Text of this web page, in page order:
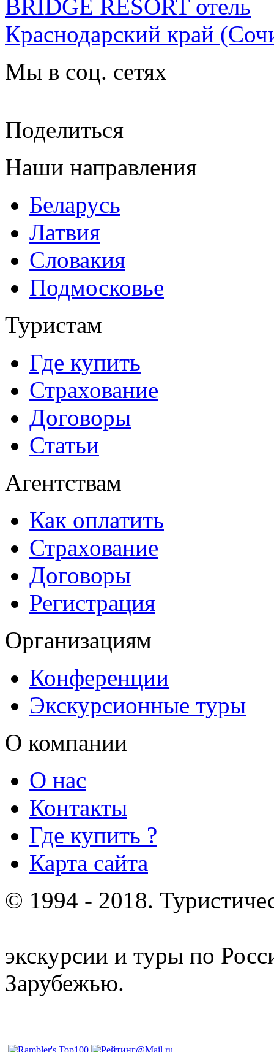
BRIDGE RESORT отель
Краснодарский край
Мы в соц. сетях
Поделиться
Наши направления
Беларусь
Латвия
Словакия
Подмосковье
Туристам
Где купить
Страхование
Договоры
Статьи
Агентствам
Как оплатить
Страхование
Договоры
Регистрация
Организациям
Конференции
Экскурсионные туры
О компании
О нас
Контакты
Где купить ?
Карта сайта
© 1994 - 2018.
экскурсии и туры по
Зарубежью.